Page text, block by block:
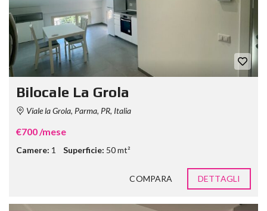
Bilocale La Grola
Viale la Grola, Parma, PR, Italia
€700 /mese
Camere: 1 Superficie: 50 mt²
COMPARA DETTAGLI